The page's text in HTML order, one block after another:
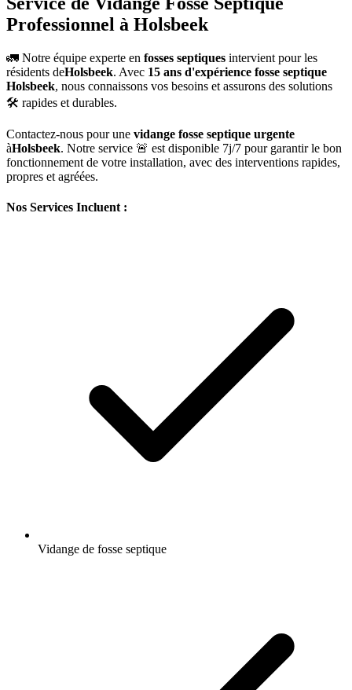
Professionnel à Holsbeek
🚛 Notre équipe experte en fosses septiques intervient pour les
résidents deHolsbeek. Avec 15 ans d'expérience fosse septique
Holsbeek, nous connaissons vos besoins et assurons des solutions
🛠️ rapides et durables.
Contactez-nous pour une vidange fosse septique urgente
àHolsbeek. Notre service 🚨 est disponible 7j/7 pour garantir le bon
fonctionnement de votre installation, avec des interventions rapides,
propres et agréées.
Nos Services Incluent :
Vidange de fosse septique